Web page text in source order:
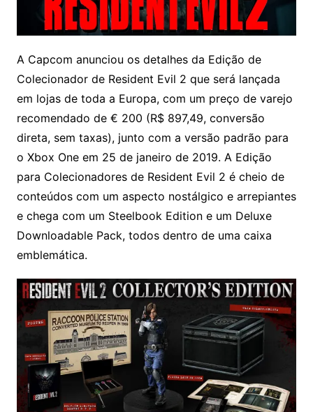
A Capcom anunciou os detalhes da Edição de
Colecionador de Resident Evil 2 que será lançada
em lojas de toda a Europa, com um preço de varejo
recomendado de € 200 (R$ 897,49, conversão
direta, sem taxas), junto com a versão padrão para
o Xbox One em 25 de janeiro de 2019. A Edição
para Colecionadores de Resident Evil 2 é cheio de
conteúdos com um aspecto nostálgico e arrepiantes
e chega com um Steelbook Edition e um Deluxe
Downloadable Pack, todos dentro de uma caixa
emblemática.